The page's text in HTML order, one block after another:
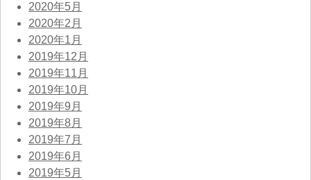
2020年5月
2020年2月
2020年1月
2019年12月
2019年11月
2019年10月
2019年9月
2019年8月
2019年7月
2019年6月
2019年5月